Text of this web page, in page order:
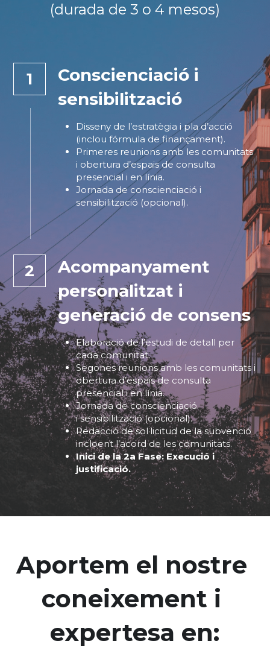
(durada de 3 o 4 mesos)
1
Conscienciació i
sensibilització
Disseny de l’estratègia i pla d’acció
(inclou fórmula de finançament).
Primeres reunions amb les comunitats
i obertura d’espais de consulta
presencial i en línia.
Jornada de conscienciació i
sensibilització (opcional).
2
Acompanyament
personalitzat i
generació de consens
Elaboració de l’estudi de detall per
cada comunitat.
Segones reunions amb les comunitats i
obertura d’espais de consulta
presencial i en línia.
Jornada de conscienciació
i sensibilització (opcional).
Redacció de sol·licitud de la subvenció
incloent l’acord de les comunitats.
Inici de la 2a Fase: Execució i
justificació.
Aportem el nostre
coneixement i
expertesa en: